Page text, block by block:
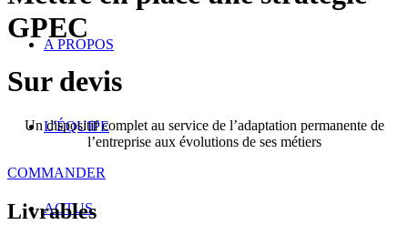
A PROPOS
L’ÉQUIPE
ACTUS
GPEC
Sur devis
Un dispositif complet au service de l’adaptation permanente de
l’entreprise aux évolutions de ses métiers
COMMANDER
Livrables